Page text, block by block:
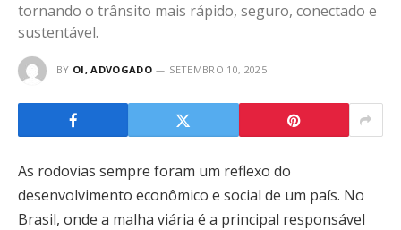
tornando o trânsito mais rápido, seguro, conectado e
sustentável.
BY OI, ADVOGADO SETEMBRO 10, 2025
As rodovias sempre foram um reflexo do
desenvolvimento econômico e social de um país. No
Brasil, onde a malha viária é a principal responsável